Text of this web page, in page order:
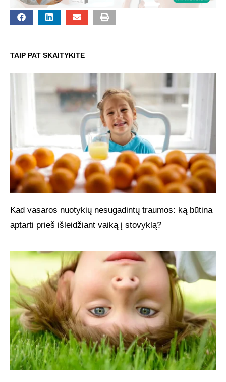
TAIP PAT SKAITYKITE
Kad vasaros nuotykių nesugadintų traumos: ką būtina
aptarti prieš išleidžiant vaiką į stovyklą?